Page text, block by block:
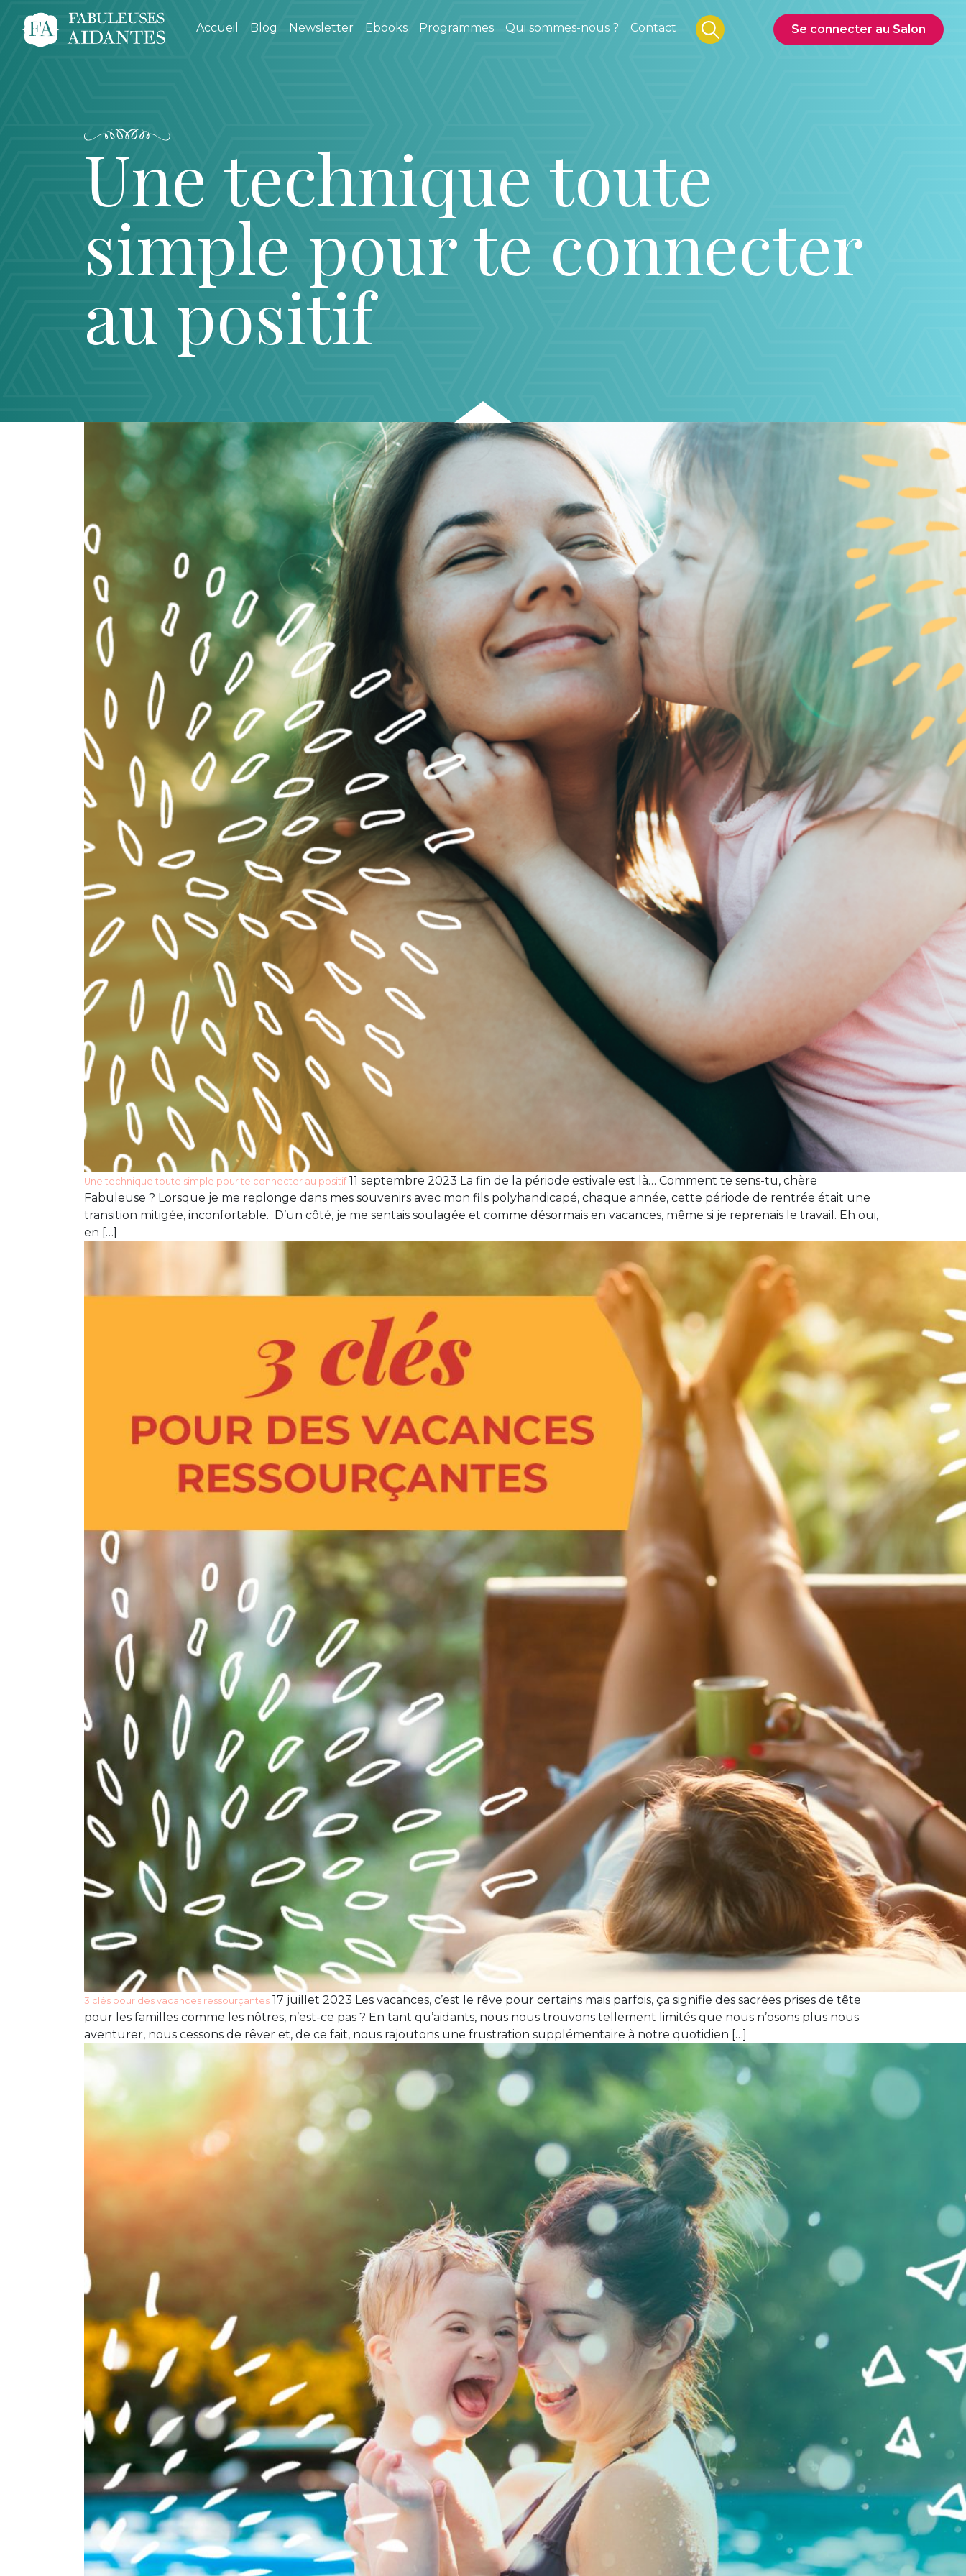
Accueil Blog Newsletter Ebooks Programmes Qui sommes-nous ? Contact Se connecter au Salon
Une technique toute
simple pour te connecter
au positif
Une technique toute simple pour te connecter au positif11 septembre 2023 La fin de la période estivale est là… Comment te sens-tu, chère
Fabuleuse ? Lorsque je me replonge dans mes souvenirs avec mon fils polyhandicapé, chaque année, cette période de rentrée était une
transition mitigée, inconfortable. D’un côté, je me sentais soulagée et comme désormais en vacances, même si je reprenais le travail. Eh oui,
en […]
3 clés pour des vacances ressourçantes 17 juillet 2023 Les vacances, c’est le rêve pour certains mais parfois, ça signifie des sacrées prises de tête
pour les familles comme les nôtres, n’est-ce pas ? En tant qu’aidants, nous nous trouvons tellement limités que nous n’osons plus nous
aventurer, nous cessons de rêver et, de ce fait, nous rajoutons une frustration supplémentaire à notre quotidien […]